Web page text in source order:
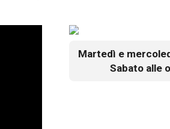
Martedì e
Sabato alle